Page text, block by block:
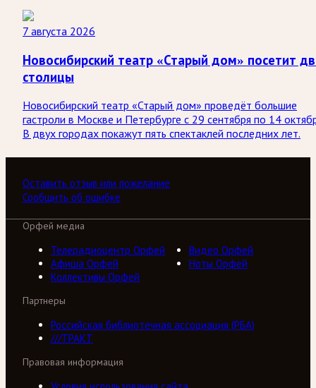
7 августа 2026
Новосибирский театр «Старый дом» посетит
столицы
Новосибирский театр «Старый дом» проведёт большие
гастроли в Москве и Петербурге с 29 сентября по 14
В двух городах покажут пять спектаклей последних лет.
Оставить отзыв или пожелание
Сообщить об ошибке
Орфей медиа
Телерадиоцентр Орфей
Видео Орфей
Афиша Орфей
Ноты Орфей
Коллективы Орфей
Партнеры
Российская библиотечная ассоциация (РБА)
///ТРАКТ
Правовая информация